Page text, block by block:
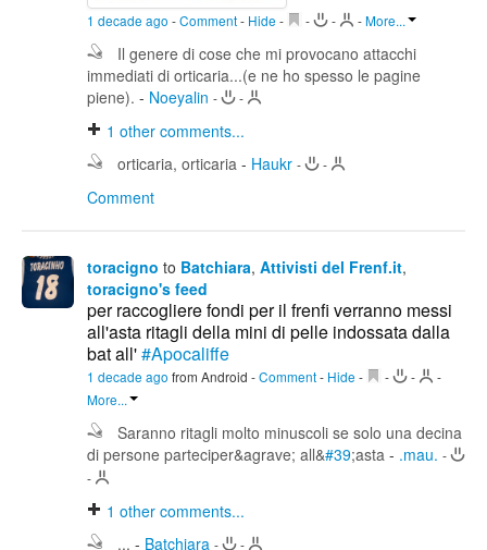
1 decade ago -Comment- Hide - - - -More...
Il genere di cose che mi provocano attacchi
immediati di orticaria...(e ne ho spesso le pagine
piene). - Noeyalin - -
1 other comments...
orticaria, orticaria - Haukr - -
Comment
toracigno to Batchiara, Attivisti del Frenf.it,
toracigno's feed
per raccogliere fondi per il frenfi verranno messi
all'asta ritagli della mini di pelle indossata dalla
bat all'#Apocaliffe
1 decade ago from Android -Comment- Hide - - -
-
More...
Saranno ritagli molto minuscoli se solo una decina
di persone parteciper&agrave; all&#39;asta - .mau. -
-
1 other comments...
... - Batchiara - -